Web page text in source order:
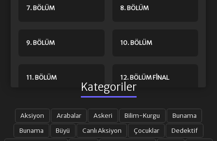
7. BÖLÜM 8. BÖLÜM
9. BÖLÜM 10. BÖLÜM
11. BÖLÜM 12. BÖLÜM FINAL
Kategoriler
Aksiyon Arabalar Askeri Bilim-Kurgu
Bunama
Bunama
Büyü Canlı Aksiyon Çocuklar
Dedektif